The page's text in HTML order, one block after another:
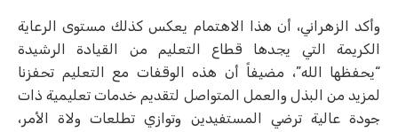
وأكد الزهراني، أن هذا الاهتمام يعكس كذلك مستوى الرعاية
الكريمة التي يجدها قطاع التعليم من القيادة الرشيدة
“يحفظها الله”، مضيفاً أن هذه الوقفات مع التعليم تحفزنا
لمزيد من البذل والعمل المتواصل لتقديم خدمات تعليمية ذات
جودة عالية ترضي المستفيدين وتوازي تطلعات ولاة الأمر،